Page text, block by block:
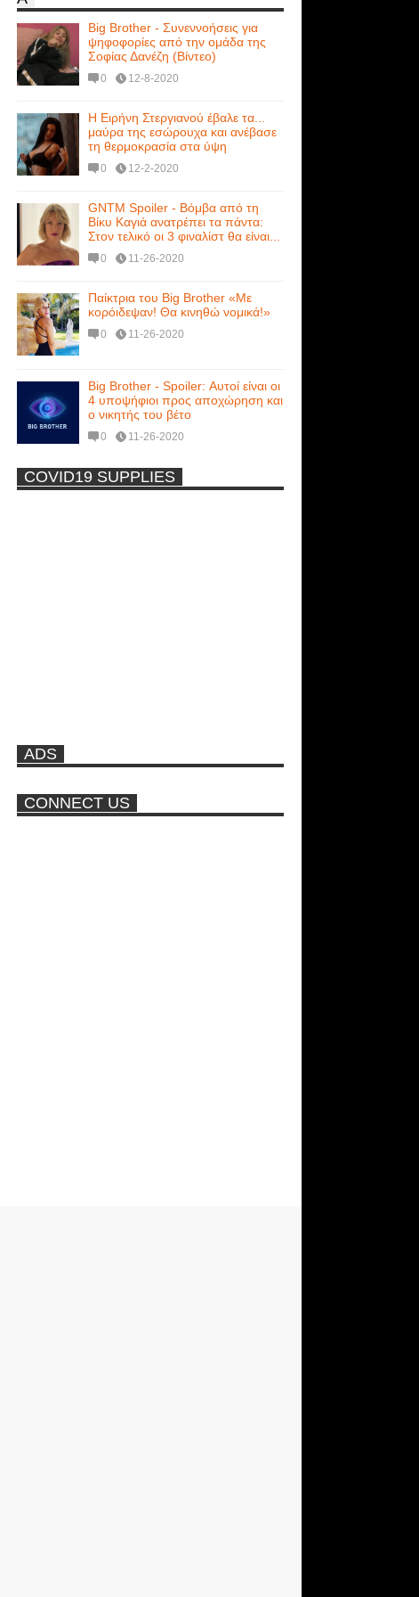
Big Brother - Συνεννοήσεις για
ψηφοφορίες από την ομάδα της
Σοφίας Δανέζη (Βίντεο)
0 12-8-2020
Η Ειρήνη Στεργιανού έβαλε τα...
μαύρα της εσώρουχα και ανέβασε
τη θερμοκρασία στα ύψη
0 12-2-2020
GNTM Spoiler - Βόμβα από τη
Βίκυ Καγιά ανατρέπει τα πάντα:
Στον τελικό οι 3 φιναλίστ θα είναι...
0 11-26-2020
Παίκτρια του Big Brother «Με
κορόιδεψαν! Θα κινηθώ νομικά!»
0 11-26-2020
Big Brother - Spoiler: Αυτοί είναι οι
4 υποψήφιοι προς αποχώρηση και
ο νικητής του βέτο
0 11-26-2020
Η Εύα Λάσκαρη Γυμνή Στο
ποτέ ξανά!
-
COVID19 SUPPLIES
ADS
CONNECT US